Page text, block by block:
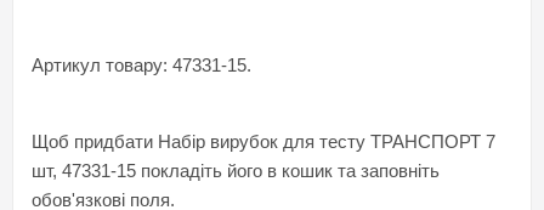
Артикул товару: 47331-15.
Щоб придбати Набір вирубок для тесту ТРАНСПОРТ 7
шт, 47331-15 покладіть його в кошик та заповніть
обов'язкові поля.